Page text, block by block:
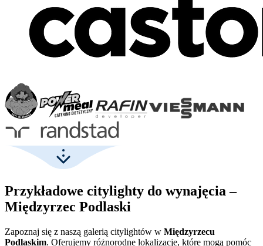
Przykładowe citylighty do wynajęcia –
Międzyrzec Podlaski
Zapoznaj się z naszą galerią citylightów w Międzyrzecu
Podlaskim. Oferujemy różnorodne lokalizacje, które mogą pomóc